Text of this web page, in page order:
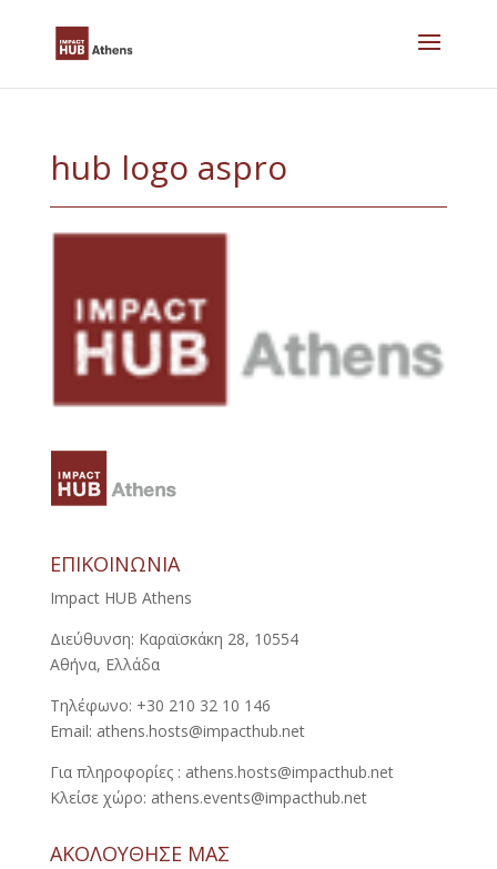
hub logo aspro
ΕΠΙΚΟΙΝΩΝΙΑ
Impact HUB Athens
Διεύθυνση: Καραϊσκάκη 28, 10554
Αθήνα, Ελλάδα
Τηλέφωνο: +30 210 32 10 146
Email: athens.hosts@impacthub.net
Για πληροφορίες : athens.hosts@impacthub.net
Κλείσε χώρο: athens.events@impacthub.net
ΑΚΟΛΟΥΘΗΣΕ ΜΑΣ